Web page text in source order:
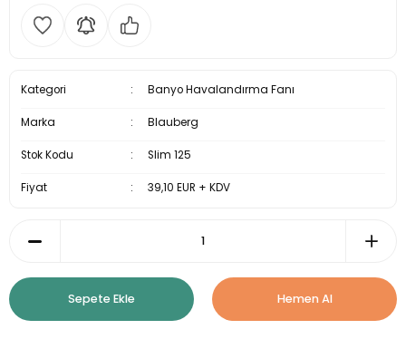
Kategori Banyo Havalandırma Fanı
Marka Blauberg
Stok Kodu Slim 125
Fiyat 39,10 EUR + KDV
Sepete Ekle Hemen Al